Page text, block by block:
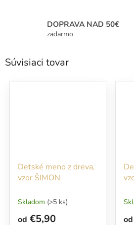
DOPRAVA NAD 50€
zadarmo
Súvisiaci tovar
Detské meno z dreva,
vzor ŠIMON
Skladom (>5 ks)
od €5,90 od